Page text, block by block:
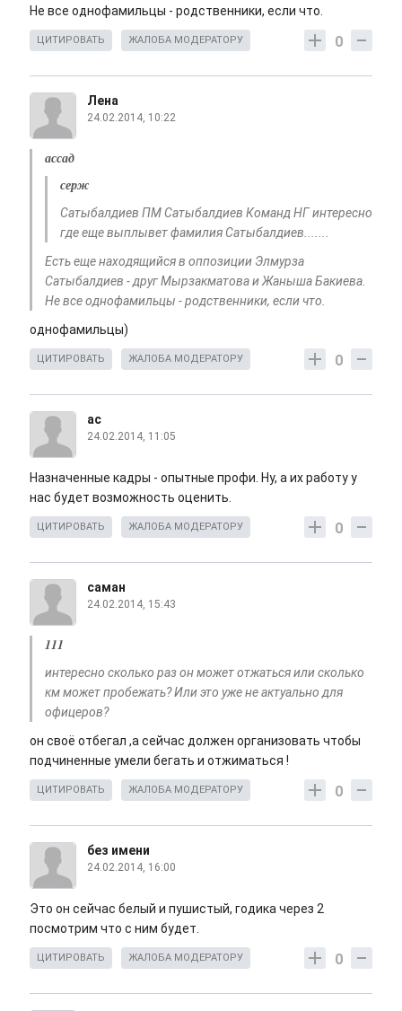
Не все однофамильцы - родственники, если что.
0
ЦИТИРОВАТЬ ЖАЛОБА МОДЕРАТОРУ
Лена
24.02.2014, 10:22
ассад
серж
Сатыбалдиев ПМ Сатыбалдиев Команд НГ интересно
где еще выплывет фамилия Сатыбалдиев.......
Есть еще находящийся в оппозиции Элмурза
Сатыбалдиев - друг Мырзакматова и Жаныша Бакиева.
Не все однофамильцы - родственники, если что.
однофамильцы)
0
ЦИТИРОВАТЬ ЖАЛОБА МОДЕРАТОРУ
ас
24.02.2014, 11:05
Назначенные кадры - опытные профи. Ну, а их работу у
нас будет возможность оценить.
0
ЦИТИРОВАТЬ ЖАЛОБА МОДЕРАТОРУ
саман
24.02.2014, 15:43
111
интересно сколько раз он может отжаться или сколько
км может пробежать? Или это уже не актуально для
офицеров?
он своё отбегал ,а сейчас должен организовать чтобы
подчиненные умели бегать и отжиматься !
0
ЦИТИРОВАТЬ ЖАЛОБА МОДЕРАТОРУ
без имени
24.02.2014, 16:00
Это он сейчас белый и пушистый, годика через 2
посмотрим что с ним будет.
0
ЦИТИРОВАТЬ ЖАЛОБА МОДЕРАТОРУ